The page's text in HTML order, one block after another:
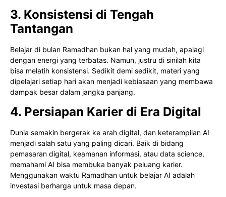
3. Konsistensi di Tengah
Tantangan
Belajar di bulan Ramadhan bukan hal yang mudah, apalagi
dengan energi yang terbatas. Namun, justru di sinilah kita
bisa melatih konsistensi. Sedikit demi sedikit, materi yang
dipelajari setiap hari akan menjadi kebiasaan yang membawa
dampak besar dalam jangka panjang.
4. Persiapan Karier di Era Digital
Dunia semakin bergerak ke arah digital, dan keterampilan AI
menjadi salah satu yang paling dicari. Baik di bidang
pemasaran digital, keamanan informasi, atau data science,
memahami AI bisa membuka banyak peluang karier.
Menggunakan waktu Ramadhan untuk belajar AI adalah
investasi berharga untuk masa depan.